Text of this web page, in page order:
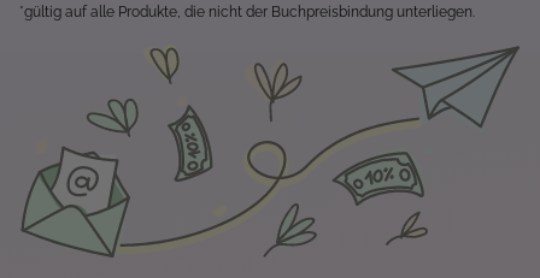
*gültig auf alle Produkte, die nicht der Buchpreisbindung unterliegen.